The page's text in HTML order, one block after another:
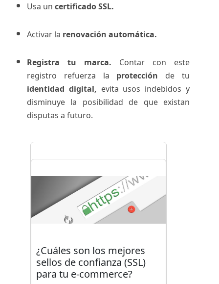
Usa un certificado SSL.
Activar la renovación automática.
Registra tu marca. Contar con este
registro refuerza la protección de tu
identidad digital, evita usos indebidos y
disminuye la posibilidad de que existan
disputas a futuro.
¿Cuáles son los mejores
sellos de confianza (SSL)
para tu e-commerce?